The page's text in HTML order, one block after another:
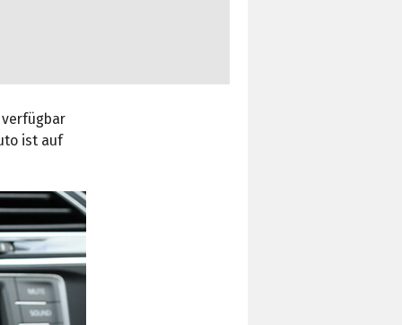
verfügbar
ist auf